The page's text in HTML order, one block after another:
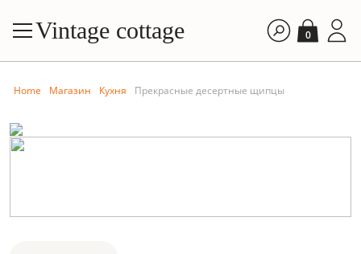
Vintage cottage 0
Home Магазин Кухня Прекрасные десертные щипцы